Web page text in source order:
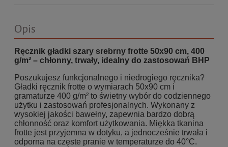
Opis
Ręcznik gładki szary srebrny frotte 50x90 cm, 400
g/m² – chłonny, trwały, idealny do zastosowań BHP
Poszukujesz funkcjonalnego i niedrogiego ręcznika?
Gładki ręcznik frotte o wymiarach 50x90 cm i
gramaturze 400 g/m² to świetny wybór do codziennego
użytku i zastosowań profesjonalnych. Wykonany z
wysokiej jakości bawełny, zapewnia bardzo dobrą
chłonność oraz komfort użytkowania. Miękka tkanina
frotte jest przyjemna w dotyku, a jednocześnie trwała i
odporna na częste pranie w temperaturze do 40°C.